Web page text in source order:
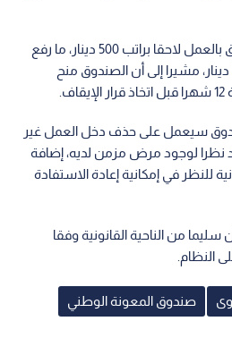
وأضاف أن ابن المواطن التحق بالعمل لاحقا براتب 500 دينار، ما رفع
إجمالي دخل الأسرة إلى 1000 دينار، مشيرا إلى أن الصندوق منح
سيعمل على حذف دخل العمل غير
نظرا لوجود مرض مزمن لديه، إضافة
للنظر في إمكانية إعادة الاستفادة
سليما من الناحية القانونية وفقا
النظام.
صندوق المعونة الوطني